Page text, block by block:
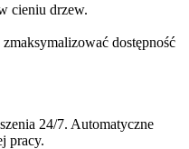
cieniu drzew.
dostępność
24/7. Automatyczne
pracy.